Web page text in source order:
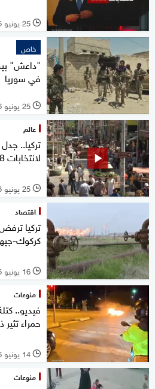
l 25 يونيو 2026
خاص
"داعش"
في سوريا
l 25 يونيو 2026
عالم
تركيا..
لانتخابات 2028
l 25 يونيو 2026
اقتصاد
تركيا
كركوك-
l 16 يونيو 2026
منوعات
فيديو..
حمراء تثير
l 14 يونيو 2026
منوعات